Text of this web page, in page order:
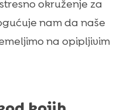
okruženje za
nam da naše
na opipljivim